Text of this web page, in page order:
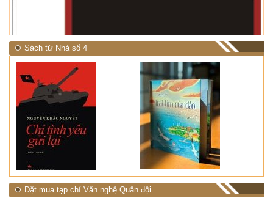
Sách từ Nhà số 4
Đặt mua tạp chí Văn nghệ Quân đội